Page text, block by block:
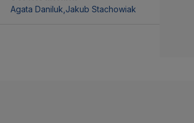
Agata Daniluk, Jakub Stachowiak